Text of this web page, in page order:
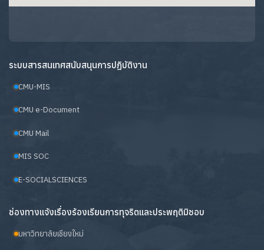
ระบบสารสนเทศสนับสนุนการปฏิบัติงาน
CMU-MIS
CMU e-Document
CMU Mail
MIS SOC
E-SOCIALSCIENCES
ช่องทางแจ้งเรื่องร้องเรียนการทุจริตและประพฤติมิชอบ
มหาวิทยาลัยเชียงใหม่